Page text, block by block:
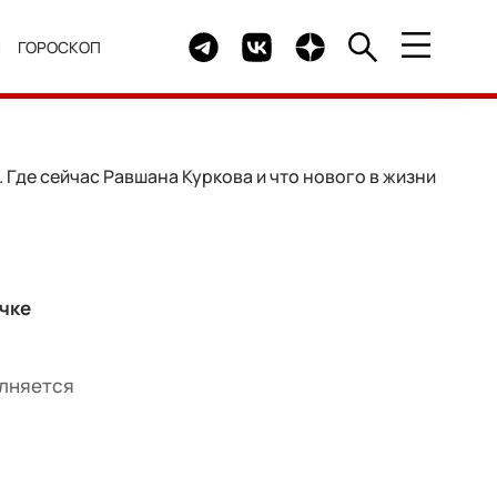
ГОРОСКОП Telegram канал HELLO
Группа HELLO Вконтакте
Канал HELLO в Дзен
сейчас Равшана Куркова и что нового в жизни